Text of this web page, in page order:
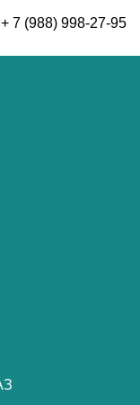
+ 7 (988) 998-27-95